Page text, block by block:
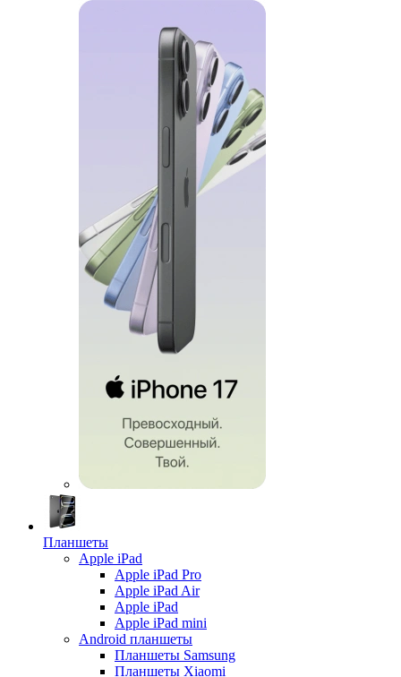
Планшеты
Apple iPad
Apple iPad Pro
Apple iPad Air
Apple iPad
Apple iPad mini
Android планшеты
Планшеты Samsung
Планшеты Xiaomi